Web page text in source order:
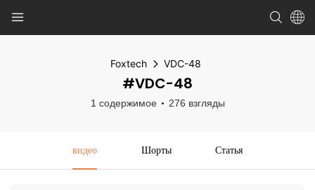
Foxtech VDC-48
#VDC-48
1 содержимое 276 взгляды
видео Шорты Статья